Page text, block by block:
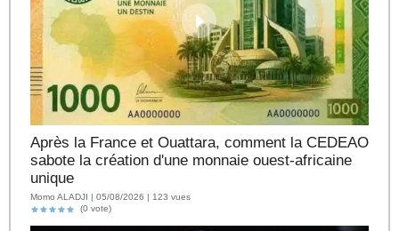
Après la France et Ouattara, comment la CEDEAO
sabote la création d'une monnaie ouest-africaine
unique
Momo ALADJI | 05/08/2026 | 123 vues
(0 vote)